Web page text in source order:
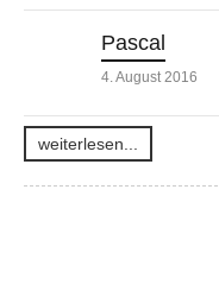
Pascal
4. August 2016
weiterlesen...